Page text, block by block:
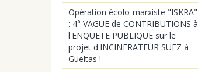
Opération écolo-marxiste "ISKRA"
: 4° VAGUE de CONTRIBUTIONS à
l'ENQUETE PUBLIQUE sur le
projet d'INCINERATEUR SUEZ à
Gueltas !